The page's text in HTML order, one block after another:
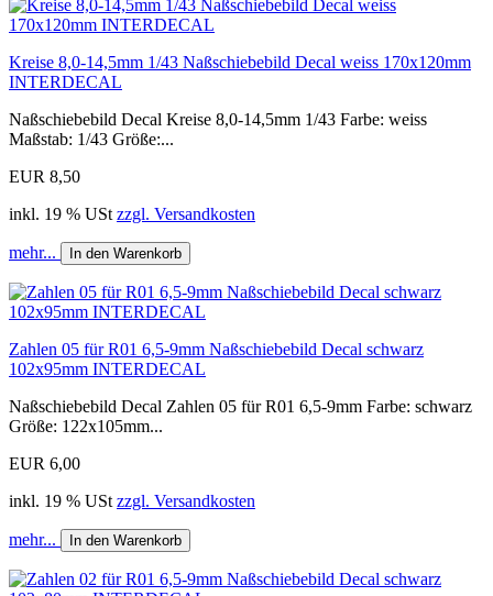
Kreise 8,0-14,5mm 1/43 Naßschiebebild Decal weiss 170x120mm
INTERDECAL
Naßschiebebild Decal Kreise 8,0-14,5mm 1/43 Farbe: weiss
Maßstab: 1/43 Größe:...
EUR 8,50
inkl. 19 % USt zzgl. Versandkosten
mehr... In den Warenkorb
Zahlen 05 für R01 6,5-9mm Naßschiebebild Decal schwarz
102x95mm INTERDECAL
Naßschiebebild Decal Zahlen 05 für R01 6,5-9mm Farbe: schwarz
Größe: 122x105mm...
EUR 6,00
inkl. 19 % USt zzgl. Versandkosten
mehr... In den Warenkorb